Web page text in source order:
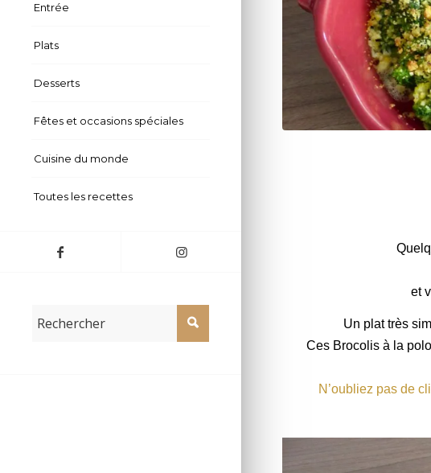
Entrée
Plats
Desserts
Fêtes et occasions spéciales
Cuisine du monde
Toutes les recettes
et
Un plat très
Ces Brocolis à la
N’oubliez pas de